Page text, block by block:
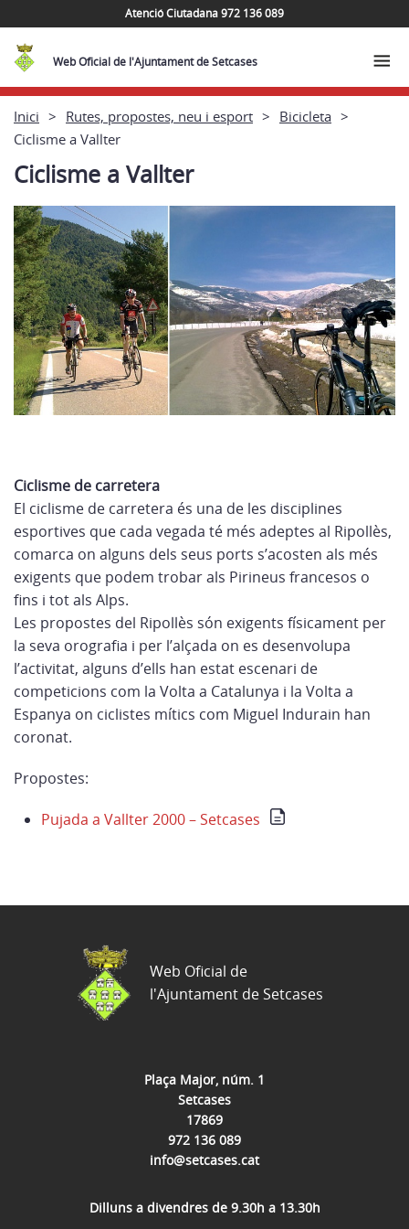
Atenció Ciutadana 972 136 089
Web Oficial de l'Ajuntament de Setcases
Inici Rutes, propostes, neu i esport
Bicicleta
Ciclisme a Vallter
Ciclisme a Vallter
Ciclisme de carretera
El ciclisme de carretera és una de les disciplines
esportives que cada vegada té més adeptes al Ripollès,
comarca on alguns dels seus ports s’acosten als més
exigents que podem trobar als Pirineus francesos o
fins i tot als Alps.
Les propostes del Ripollès són exigents físicament per
la seva orografia i per l’alçada on es desenvolupa
l’activitat, alguns d’ells han estat escenari de
competicions com la Volta a Catalunya i la Volta a
Espanya on ciclistes mítics com Miguel Indurain han
coronat.
Propostes:
Pujada a Vallter 2000 – Setcases
Plaça Major, núm. 1
Setcases
17869
972 136 089
info@setcases.cat
Dilluns a divendres de 9.30h a 13.30h
Web Oficial de
l'Ajuntament de Setcases